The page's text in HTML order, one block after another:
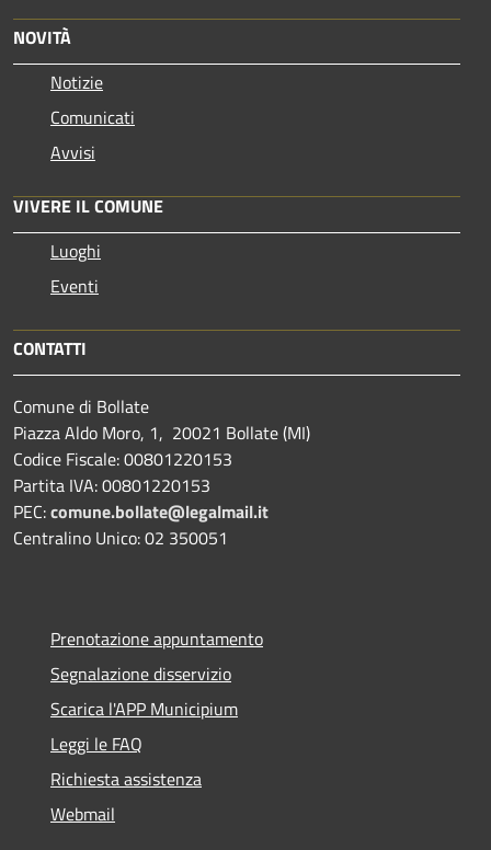
NOVITÀ
Notizie
Comunicati
Avvisi
VIVERE IL COMUNE
Luoghi
Eventi
CONTATTI
Comune di Bollate
Piazza Aldo Moro, 1, 20021 Bollate (MI)
Codice Fiscale: 00801220153
Partita IVA: 00801220153
PEC:comune.bollate@legalmail.it
Centralino Unico: 02 350051
Prenotazione appuntamento
Segnalazione disservizio
Scarica l'APP Municipium
Leggi le FAQ
Richiesta assistenza
Webmail